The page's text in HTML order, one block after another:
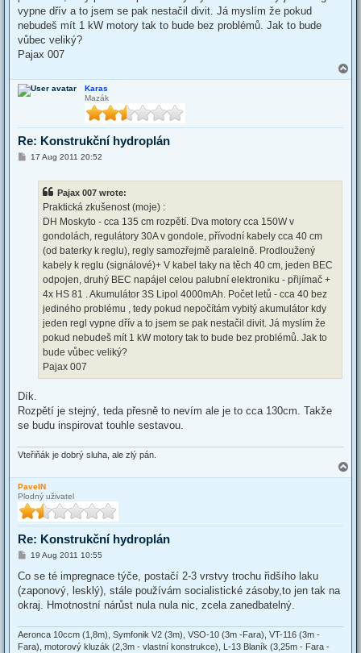
vypne dřív a to jsem se pak nestačil divit. Já myslím že pokud
nebudeš mít 1 kW motory tak to bude bez problémů. Jak to bude
vůbec veliký?
Pajax 007
o
Karas
Mazák
Re: Konstrukční hydroplán
P17 Aug 2011 20:52
Pajax 007 wrote:
Praktická zkušenost (moje) :
DH Moskyto - cca 135 cm rozpětí. Dva motory cca 150W v
gondolách, regulátory 30A v gondole, přívodní kabely cca 40 cm
(od baterky k reglu), regly samozřejmě paralelně. Prodloužený
kabely k reglu (signálové)+ V kabel taky na těch 40 cm, jeden BEC
odpojen, druhý BEC napájel celou palubní elektroniku - přijímač +
4x HS 81 . Akumulátor 3S Lipol 4000mAh. Počet letů - cca 40 bez
jediného problému , tedy pokud nepočítám vybitý akumulátor kdy
jeden regl vypne dřív a to jsem se pak nestačil divit. Já myslím že
pokud nebudeš mít 1 kW motory tak to bude bez problémů. Jak to
bude vůbec veliký?
Pajax 007
Dík.
Rozpětí je stejný, teda přesně to nevím ale je to cca 130cm. Takže
se budu inspirovat touhle sestavou.
Vteřiňák je dobrý sluha, ale zlý pán.
o
PavelN
Plodný uživatel
Re: Konstrukční hydroplán
P
s
19 Aug 2011 10:55
Co se té impregnace týče, postačí 2-3 vrstvy trochu řidšího laku
(zaponový, lesklý), stále používám socialistické zásoby,to jen tak na
okraj. Hmotnostní nárůst nula nula nic, zcela zanedbatelný.
Aeronca 10ccm (1,8m), Symfonik V2 (3m), VSO-10 (3m -Fara), VT-116 (3m -
Fara), motorový kluzák (2,3m - vlastní konstrukce), L-13 Blaník (3,25m - Fara -